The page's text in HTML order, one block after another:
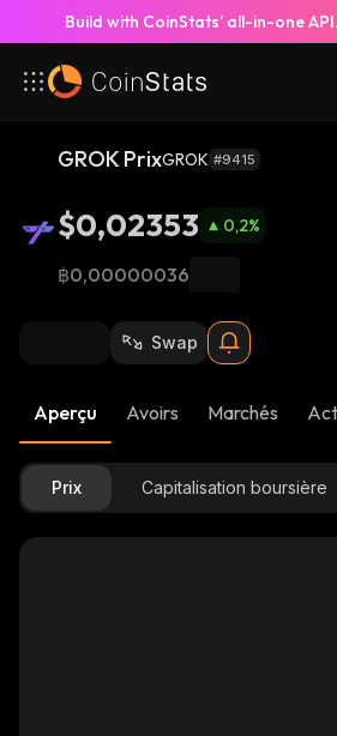
Build with CoinStats’ all-in-one API.
GROK PrixGROK #9415
$0,02353 0,2%
฿0,00000036
Swap
Aperçu Avoirs Marchés
Prix Capitalisation boursière